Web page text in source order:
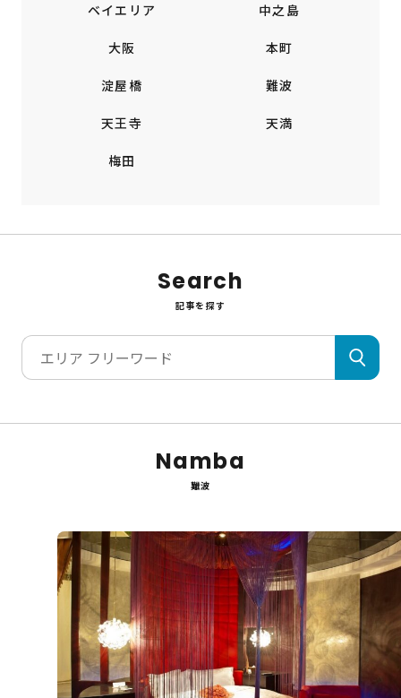
ベイエリア 中之島
大阪 本町
淀屋橋 難波
天王寺 天満
梅田
Search
記事を探す
Namba
難波